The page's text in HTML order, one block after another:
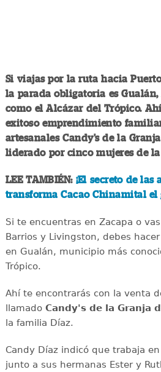
Si viajas por la ruta hacia
la parada obligatoria es Gualán,
como el Alcázar del Trópico.
exitoso emprendimiento
artesanales Candy's de la
liderado por cinco mujeres de
LEE TAMBIÉN: ¡El secreto de las
transforma Cacao Chinamital el
Si te encuentras en Zacapa o
Barrios y Livingston, debes
en Gualán, municipio más
Trópico.
Ahí te encontrarás con la venta
llamado Candy's de la Granja
la familia Díaz.
Candy Díaz indicó que trabaja
junto a sus hermanas Ester y